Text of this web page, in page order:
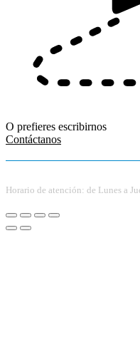
O prefieres escribirnos
Contáctanos
Horario de atención: de Lunes a